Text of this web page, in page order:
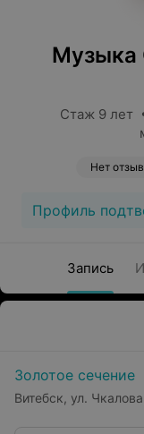
Музыка
Стаж 9 лет
Нет
Профиль
Запись
Золотое сечение
Витебск, ул.